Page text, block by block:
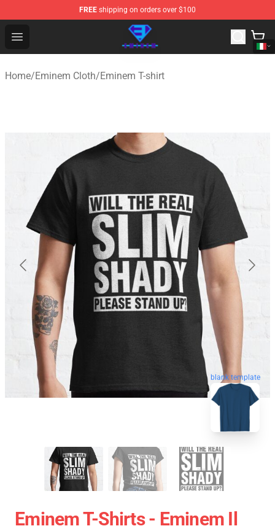
FREE shipping on orders over $100
Open menu
Eminem Store - Official Eminem Merchandise Shop
Home/Eminem Cloth/Eminem T-shirt
blank template
Eminem T-Shirts - Eminem Il